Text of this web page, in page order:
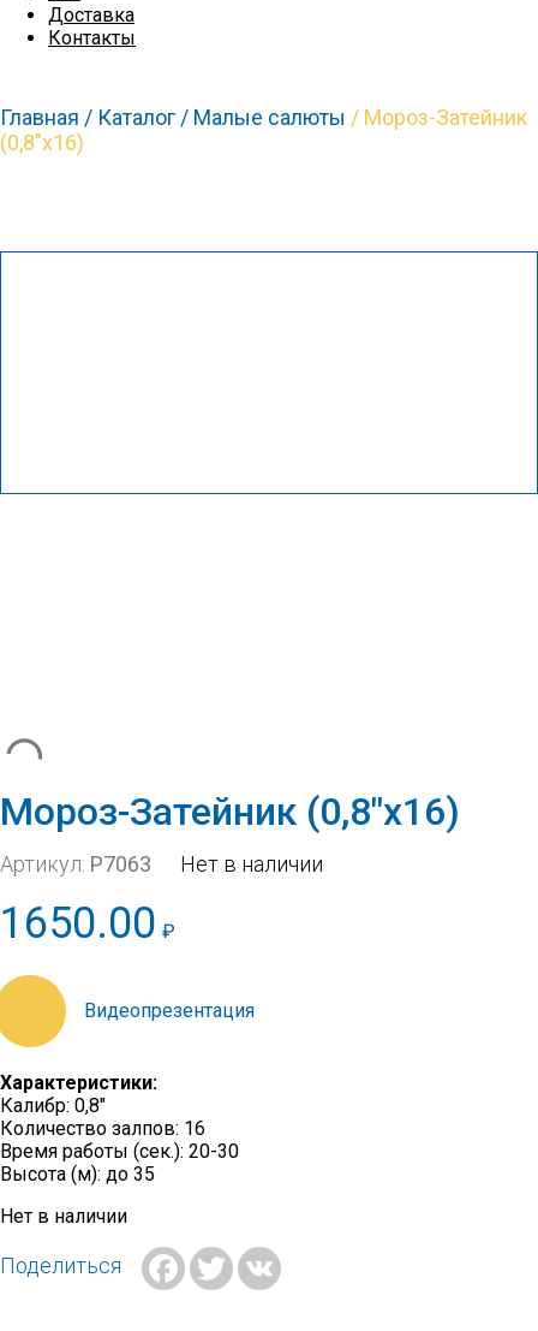
Доставка
Контакты
Главная / Каталог / Малые салюты / Мороз-Затейник
(0,8″х16)
Мороз-Затейник (0,8″х16)
Артикул: Р7063 Нет в наличии
1650.00 ₽
orfvideo.synology.me/20_21/P7063.mp4
Характеристики:
Калибр: 0,8″
Количество залпов: 16
Время работы (сек.): 20-30
Высота (м): до 35
Нет в наличии
Поделиться Facebook
Twitter